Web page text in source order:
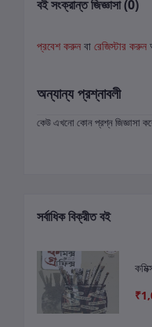
বই সংক্রান্ত জিজ্ঞাসা (0)
প্রবেশ করুন বা রেজিস্টার করুন
অন্যান্য প্রশ্নাবলী
কেউ এখনো কোন প্রশ্ন জিজ্ঞাসা
সর্বাধিক বিক্রীত বই